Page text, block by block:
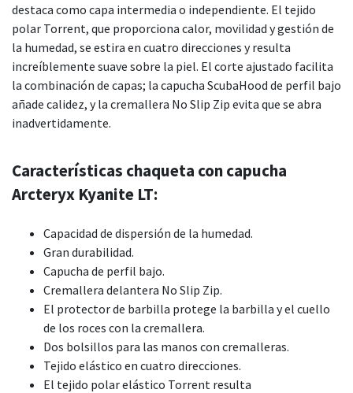
destaca como capa intermedia o independiente. El tejido
polar Torrent, que proporciona calor, movilidad y gestión de
la humedad, se estira en cuatro direcciones y resulta
increíblemente suave sobre la piel. El corte ajustado facilita
la combinación de capas; la capucha ScubaHood de perfil bajo
añade calidez, y la cremallera No Slip Zip evita que se abra
inadvertidamente.
Características chaqueta con capucha
Arcteryx Kyanite LT:
Capacidad de dispersión de la humedad.
Gran durabilidad.
Capucha de perfil bajo.
Cremallera delantera No Slip Zip.
El protector de barbilla protege la barbilla y el cuello
de los roces con la cremallera.
Dos bolsillos para las manos con cremalleras.
Tejido elástico en cuatro direcciones.
El tejido polar elástico Torrent resulta